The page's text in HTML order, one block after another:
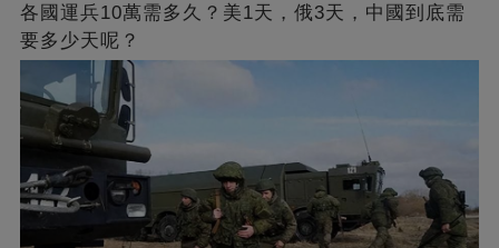
各國運兵10萬需多久？美1天，俄3天，中國到底需
要多少天呢？